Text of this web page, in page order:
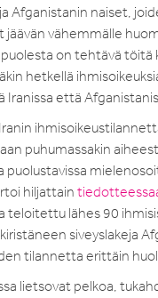
Afganistanin naiset,
vähemmälle
on tehtävä töitä
hetkellä
Iranissa että
puhumassakin
puolustavissa
hiljattain
teloitettu lähes 90
siveyslakeja
tilannetta erittäin
lietsovat pelkoa,